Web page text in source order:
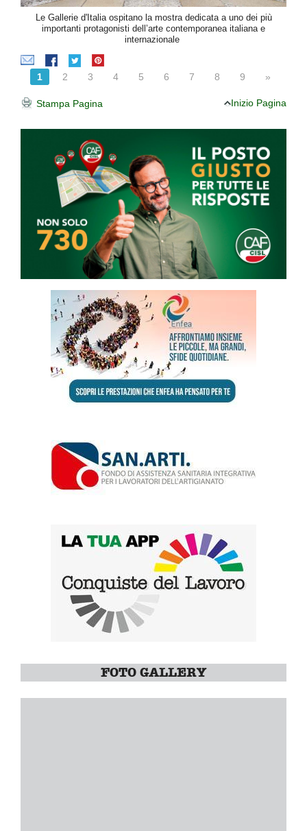
Le Gallerie d'Italia ospitano la mostra dedicata a uno dei più
importanti protagonisti dell’arte contemporanea italiana e
internazionale
1 2 3 4 5 6 7 8 9 »
Stampa Pagina Inizio Pagina
FOTO GALLERY